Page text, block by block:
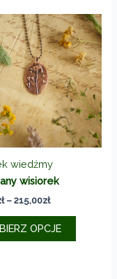
wiedźmy
wisiorek
– 215,00złZakres
od
175,00zł
OPCJE
Ten